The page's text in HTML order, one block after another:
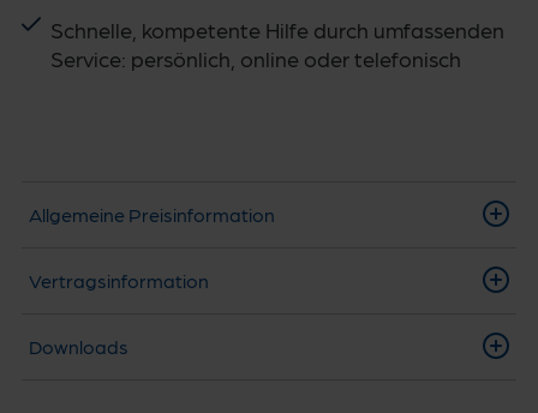
Schnelle, kompetente Hilfe durch umfassenden
Service: persönlich, online oder telefonisch
Allgemeine Preisinformation
Vertragsinformation
Downloads